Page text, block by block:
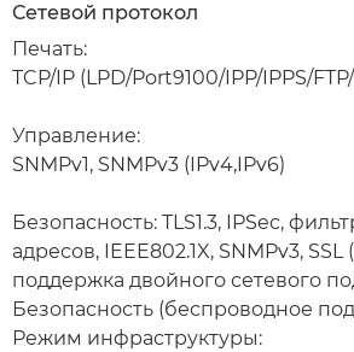
Сетевой протокол
Печать:
TCP/IP (LPD/Port9100/IPP/IPPS/
Управление:
SNMPv1, SNMPv3 (IPv4,IPv6)
Безопасность: TLS1.3, IPSec,
адресов, IEEE802.1X, SNMPv3, SSL
поддержка двойного сетевого
Безопасность (беспроводное
Режим инфраструктуры: